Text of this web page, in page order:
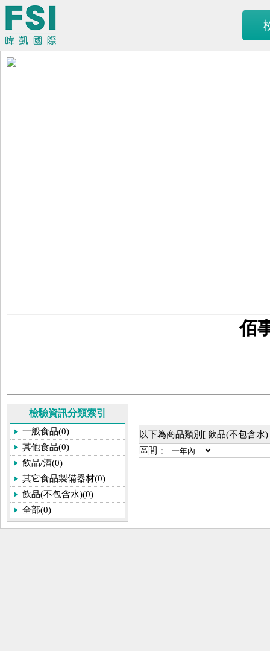
佰
檢驗資訊分類索引
一般食品(0)
其他食品(0)
飲品/酒(0)
其它食品製備器材(0)
飲品(不包含水)(0)
全部(0)
以下為商品類別[ 飲品(不包含水
區間：